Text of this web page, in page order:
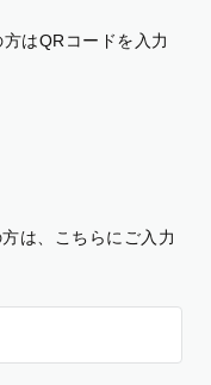
はQRコードを入力
は、こちらにご入力